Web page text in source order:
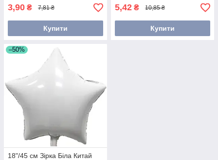
3,90 ₴ 7,81 ₴
Купити
5,42 ₴ 10,85 ₴
Купити
–50%
18"/45 см Зірка Біла Китай